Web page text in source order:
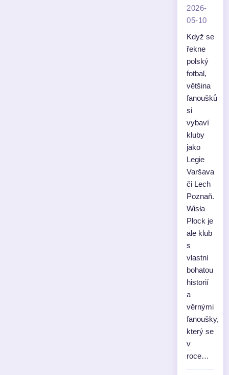
2026-
05-10
Když se
řekne
polský
fotbal,
většina
fanoušků
si
vybaví
kluby
jako
Legie
Varšava
či Lech
Poznaň.
Wisła
Płock je
ale klub
s
vlastní
bohatou
historií
a
věrnými
fanoušky,
který se
v
roce…